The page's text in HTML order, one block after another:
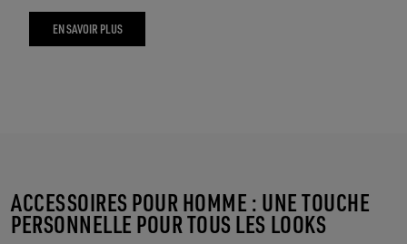
EN SAVOIR PLUS
ACCESSOIRES POUR HOMME : UNE TOUCHE
PERSONNELLE POUR TOUS LES LOOKS